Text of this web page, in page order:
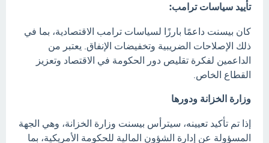
تأييد سياسات ترامب:
كان بيسنت داعمًا بارزًا لسياسات ترامب الاقتصادية، بما في
ذلك الإصلاحات الضريبية وتخفيضات الإنفاق. يعتبر من
الداعمين لفكرة تقليص دور الحكومة في الاقتصاد وتعزيز
القطاع الخاص.
وزارة الخزانة ودورها
إذا تم تأكيد تعيينه، سيترأس بيسنت وزارة الخزانة، وهي الجهة
المسؤولة عن إدارة الشؤون المالية للحكومة الأمريكية، بما